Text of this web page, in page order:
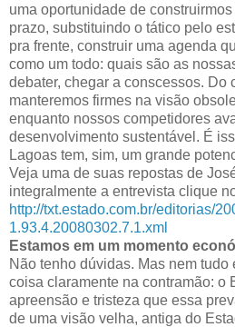
uma oportunidade de
prazo, substituindo o tático pelo
pra frente, construir uma agenda
como um todo: quais são as
debater, chegar a conscessos. Do
manteremos firmes na visão
enquanto nossos competidores
desenvolvimento sustentável. É
Lagoas tem, sim, um grande
Veja uma de suas repostas de
integralmente a entrevista clique
http://txt.estado.com.br/editorias/
1.93.4.20080302.7.1.xml
Estamos em um momento
Não tenho dúvidas. Mas nem tudo
coisa claramente na contramão: o
apreensão e tristeza que essa
de uma visão velha, antiga do